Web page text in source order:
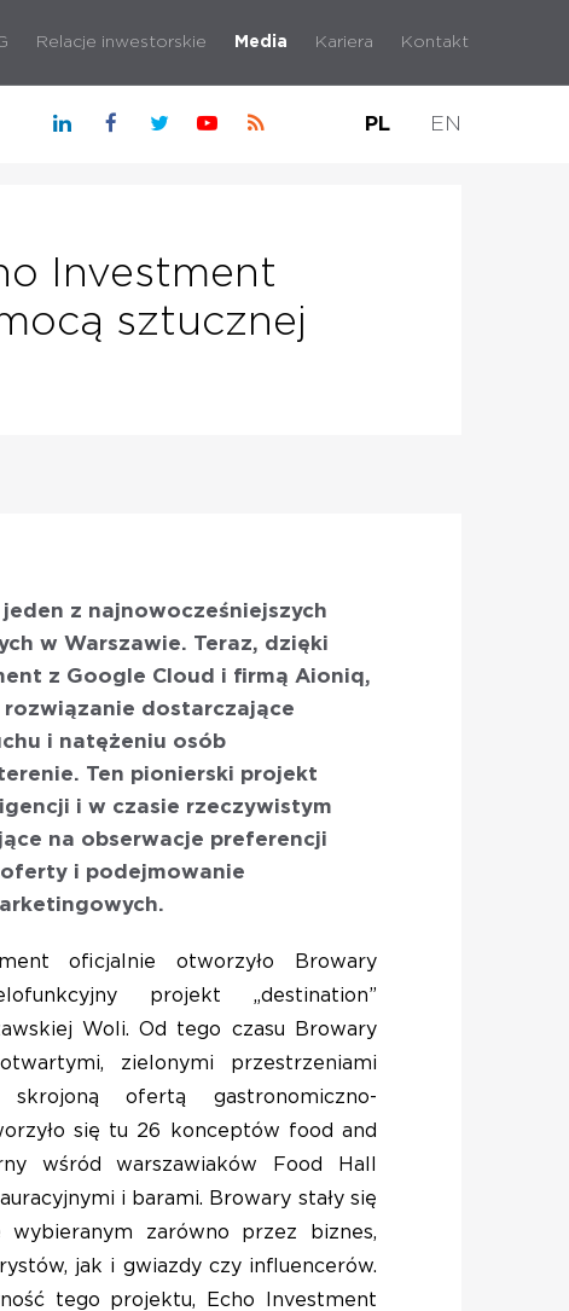
Relacje inwestorskie Media Kariera Kontakt
PL EN
Investment
sztucznej
z najnowocześniejszych
w Warszawie. Teraz, dzięki
z Google Cloud i firmą Aioniq,
dostarczające
i natężeniu osób
Ten pionierski projekt
i w czasie rzeczywistym
na obserwacje preferencji
i podejmowanie
oficjalnie otworzyło Browary
projekt „destination”
Woli. Od tego czasu Browary
zielonymi przestrzeniami
ofertą gastronomiczno-
się tu 26 konceptów food and
wśród warszawiaków Food Hall
i barami. Browary stały się
wybieranym zarówno przez biznes,
jak i gwiazdy czy influencerów.
tego projektu, Echo Investment